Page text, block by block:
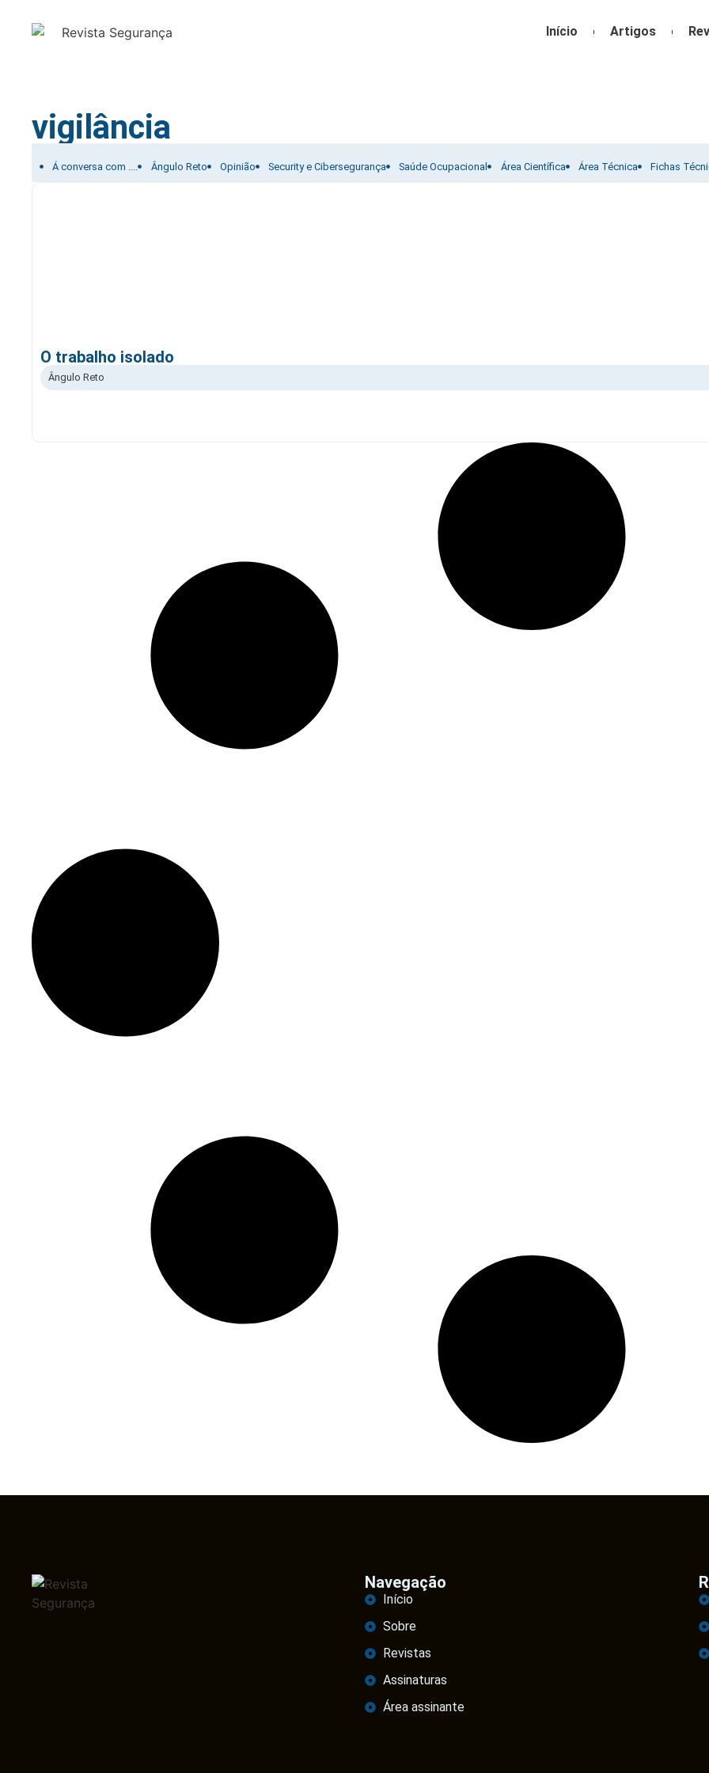
Início Artigos
vigilância
Filtrar por:
Á conversa com .... Ângulo Reto Opinião Security e Cibersegurança Saúde Ocupacional Área Científica Área Técnica Fichas
O trabalho isolado
Ângulo Reto
Navegação
Início
Sobre
Revistas
Assinaturas
Área assinante